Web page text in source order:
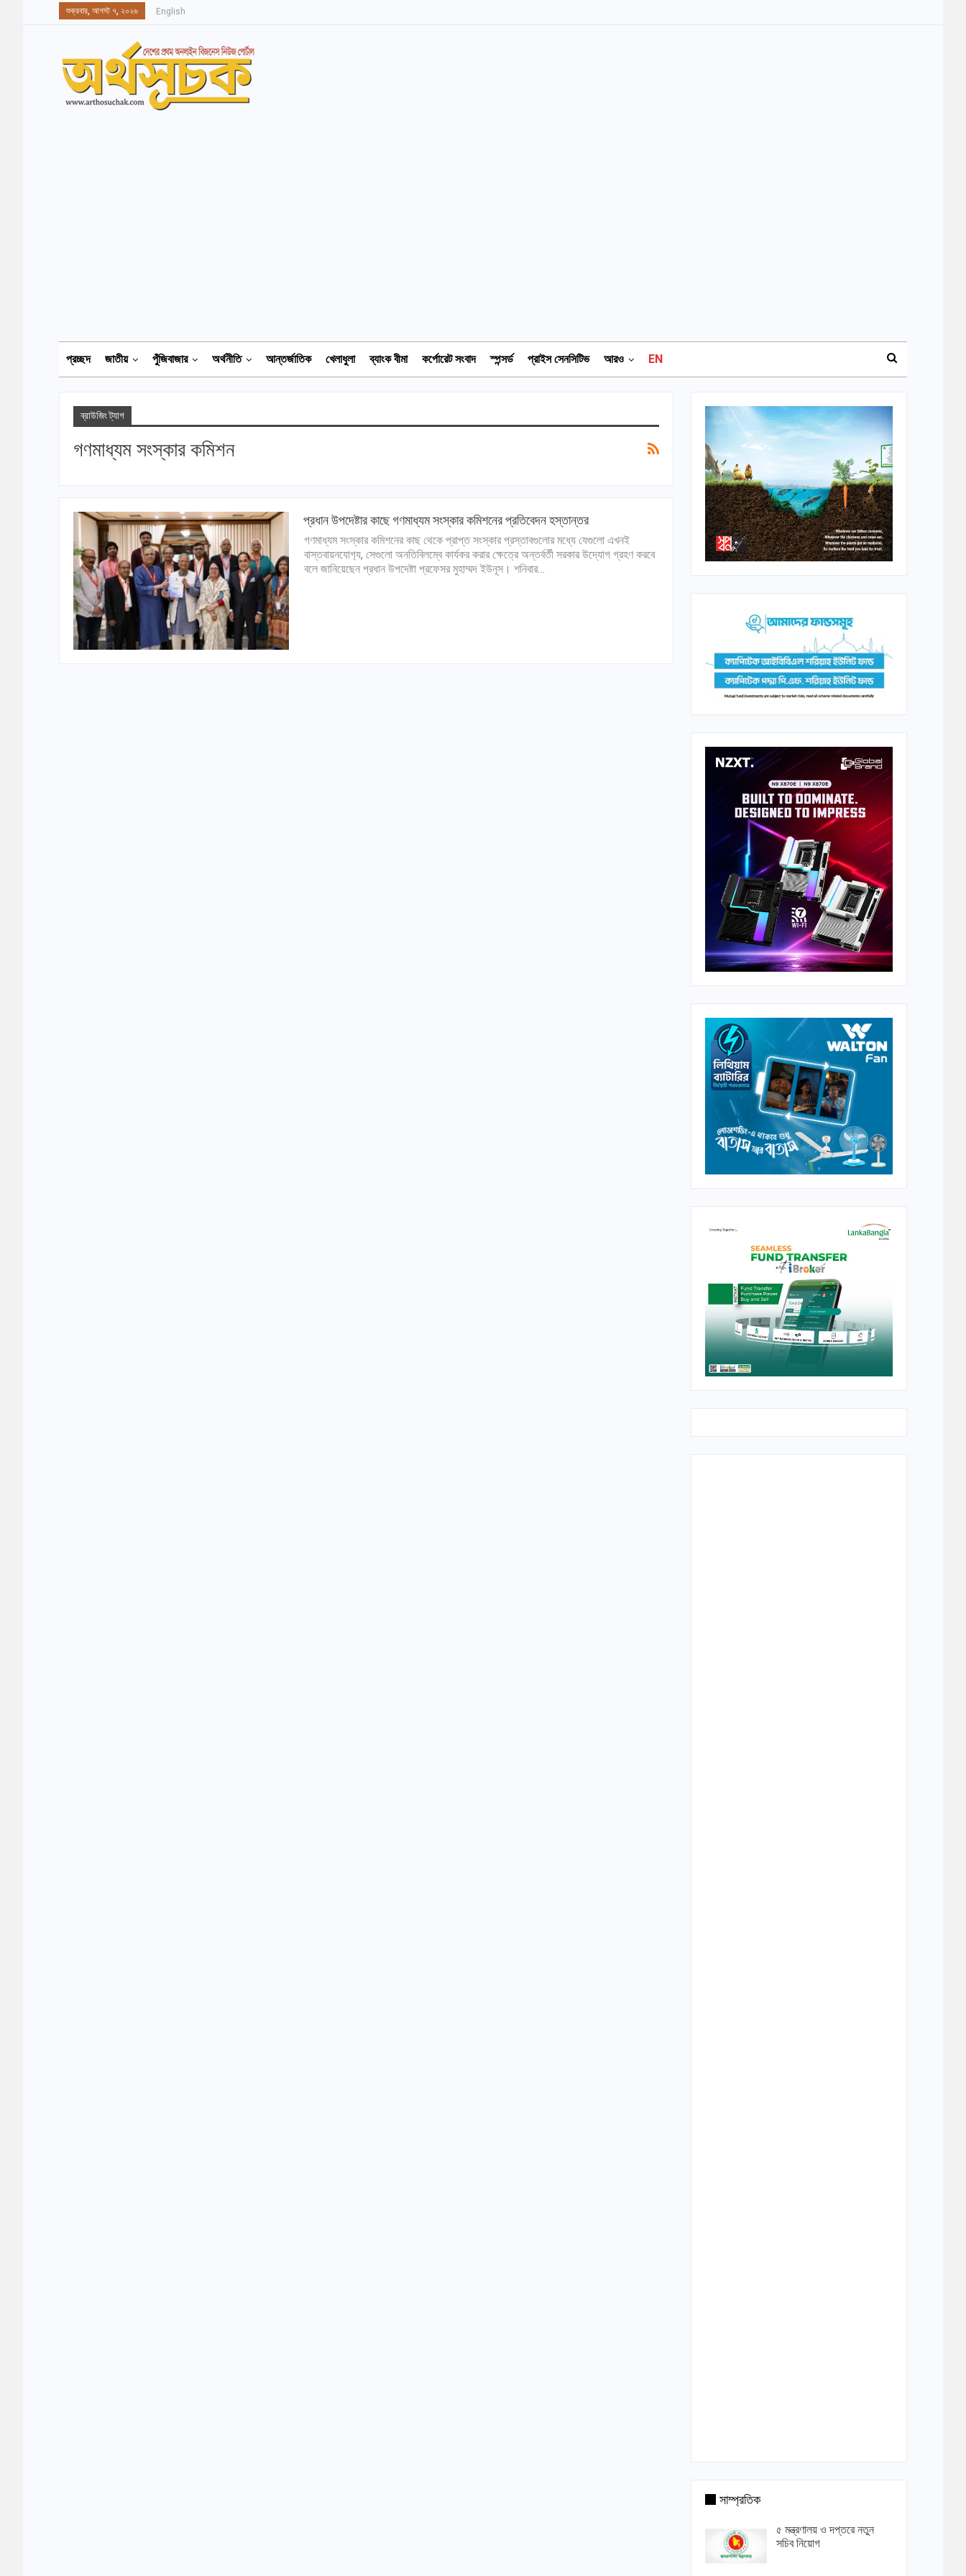
শুক্রবার, আগস্ট ৭, ২০২৬ English
প্রচ্ছদ জাতীয় পুঁজিবাজার অর্থনীতি আন্তর্জাতিক খেলাধুলা ব্যাংক বীমা কর্পোরেট সংবাদ স্পন্সর্ড প্রাইস সেনসিটিভ আরও EN
ব্রাউজিং ট্যাগ
গণমাধ্যম সংস্কার কমিশন
প্রধান উপদেষ্টার কাছে গণমাধ্যম সংস্কার কমিশনের প্রতিবেদন হস্তান্তর
গণমাধ্যম সংস্কার কমিশনের কাছ থেকে প্রাপ্ত সংস্কার প্রস্তাবগুলোর মধ্যে যেগুলো এখনই
বাস্তবায়নযোগ‍্য, সেগুলো অনতিবিলম্বে কার্যকর করার ক্ষেত্রে অন্তর্বর্তী সরকার উদ্যোগ গ্রহণ করবে
বলে জানিয়েছেন প্রধান উপদেষ্টা প্রফেসর মুহাম্মদ ইউনূস। শনিবার…
সাম্প্রতিক
৫ মন্ত্রণালয় ও দপ্তরে নতুন
সচিব নিয়োগ